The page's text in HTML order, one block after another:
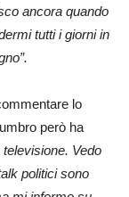
ancora quando
tutti i giorni in
lo
però ha
Vedo
politici sono